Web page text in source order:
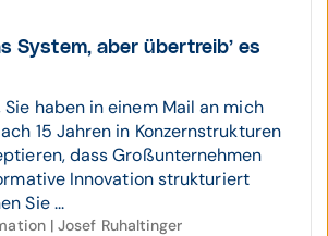
System, aber über­treib’ es
Sie haben in einem Mail an mich
15 Jahren in Konzernstrukturen
dass Großunternehmen
Innovation strukturiert
Sie ...
| Josef Ruhaltinger